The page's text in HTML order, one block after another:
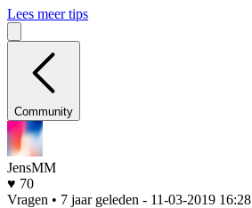
Lees meer tips
Community
JensMM
♥ 70
Vragen • 7 jaar geleden - 11-03-2019 16:28